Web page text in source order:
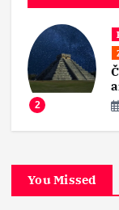
2
You Missed